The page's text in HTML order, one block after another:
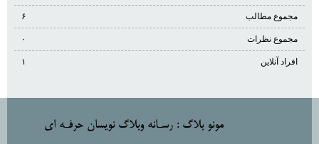
مجموع مطالب ۶
مجموع نظرات ۰
افراد آنلاین ۱
مونو بلاگ : رسـانه وبلاگ نويسان حرفـه اي